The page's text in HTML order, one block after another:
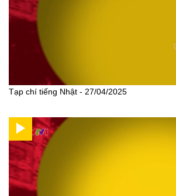
Tạp chí tiếng Nhật - 27/04/2025